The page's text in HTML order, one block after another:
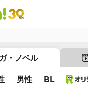
・ノベル
男性 BL